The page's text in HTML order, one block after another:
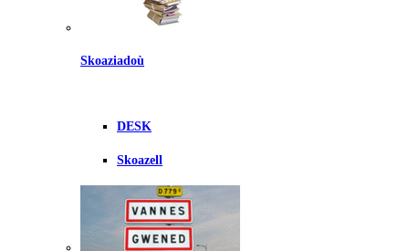
Skoaziadoù
DESK
Skoazell